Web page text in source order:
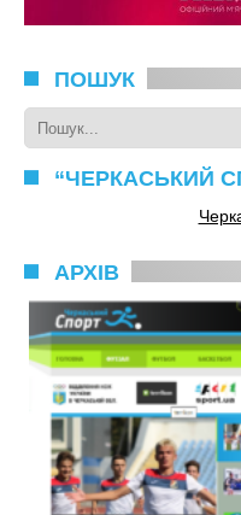
ПОШУК
“ЧЕРКАСЬКИЙ
АРХІВ